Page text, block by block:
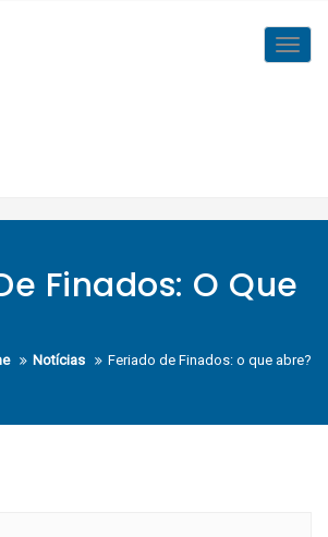
Finados: O Que
Notícias Feriado de Finados: o que abre?